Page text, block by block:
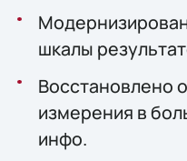
шкалы
Восстановлено
измерения в
инфо.